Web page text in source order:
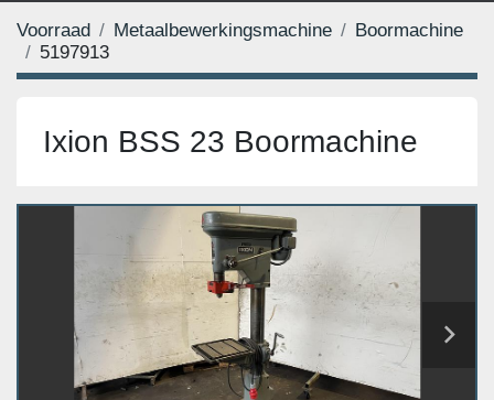
Voorraad Metaalbewerkingsmachine
Boormachine
5197913
Ixion BSS 23 Boormachine